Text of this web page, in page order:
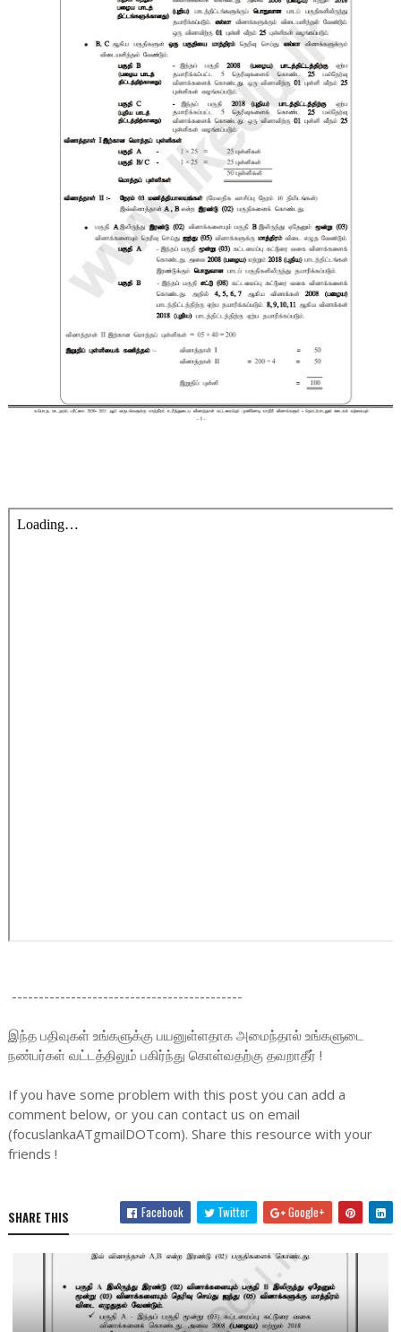
-------------------------------------------
இந்த பதிவுகள் உங்களுக்கு பயனுள்ளதாக அமைந்தால் உங்களுடை
நண்பர்கள் வட்டத்திலும் பகிர்ந்து கொள்வதற்கு தவறாதீர் !
If you have some problem with this post you can add a
comment below, or you can contact us on email
(focuslankaATgmailDOTcom). Share this resource with your
friends !
SHARE THIS Facebook Twitter Google+